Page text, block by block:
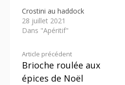
Crostini au haddock
28 juillet 2021
Dans "Apéritif"
Lire
la
Article précédent
Brioche roulée aux
épices de Noël